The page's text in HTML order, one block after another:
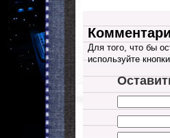
Для того, что бы
используйте